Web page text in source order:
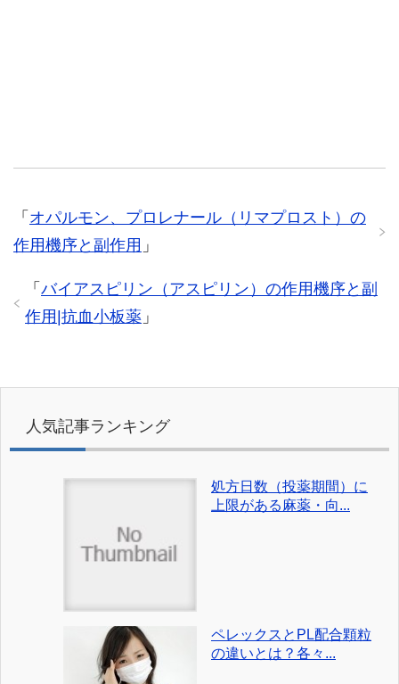
「 オパルモン、プロレナール（リマプロスト）の
作用機序と副作用 」
「 バイアスピリン（アスピリン）の作用機序と副
作用|抗血小板薬 」
人気記事ランキング
処方日数（投薬期間）に
上限がある麻薬・向...
ペレックスとPL配合顆粒
の違いとは？各々...